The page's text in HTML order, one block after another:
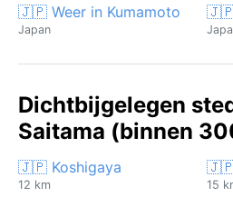
🇯🇵 Weer in Kumamoto
Japan
🇯🇵
Dichtbijgelegen
Saitama (binnen
🇯🇵 Koshigaya
12 km
🇯🇵
15